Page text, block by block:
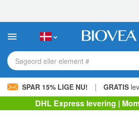
websted
Søgeord eller element #
SPAR 15% LIGE NU! | GRATIS
DHL Express levering |